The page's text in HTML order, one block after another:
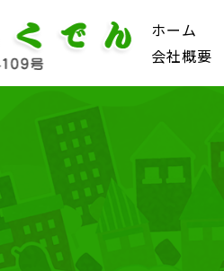
ホーム
会社概要